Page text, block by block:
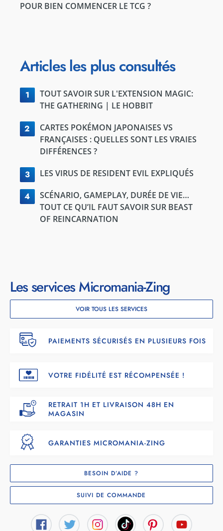
POUR BIEN COMMENCER LE TCG ?
Articles les plus consultés
1
TOUT SAVOIR SUR L'EXTENSION MAGIC:
THE GATHERING | LE HOBBIT
2
CARTES POKÉMON JAPONAISES VS
FRANÇAISES : QUELLES SONT LES VRAIES
DIFFÉRENCES ?
3 LES VIRUS DE RESIDENT EVIL EXPLIQUÉS
4
SCÉNARIO, GAMEPLAY, DURÉE DE VIE…
TOUT CE QU’IL FAUT SAVOIR SUR BEAST
OF REINCARNATION
Les services Micromania-Zing
VOIR TOUS LES SERVICES
PAIEMENTS SÉCURISÉS EN PLUSIEURS FOIS
VOTRE FIDÉLITÉ EST RÉCOMPENSÉE !
RETRAIT 1H ET LIVRAISON 48H EN
MAGASIN
GARANTIES MICROMANIA-ZING
BESOIN D’AIDE ?
SUIVI DE COMMANDE